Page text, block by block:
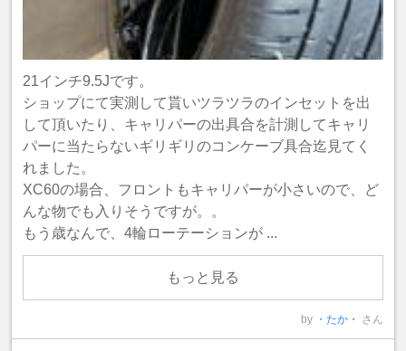
21インチ9.5Jです。
ショップにて実測して貰いツラツラのインセットを出
して頂いたり、キャリパーの出具合を計測してキャリ
パーに当たらないギリギリのコンケーブ具合迄見てく
れました。
XC60の場合、フロントもキャリパーが小さいので、ど
んな物でも入りそうですが。。
もう歳なんで、4輪ローテーションが ...
もっと見る
by ・たか・ さん